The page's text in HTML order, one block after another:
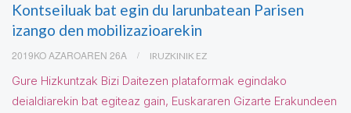
Kontseiluak bat egin du larunbatean Parisen
izango den mobilizazioarekin
2019KO AZAROAREN 26A IRUZKINIK EZ
Gure Hizkuntzak Bizi Daitezen plataformak egindako
deialdiarekin bat egiteaz gain, Euskararen Gizarte Erakundeen